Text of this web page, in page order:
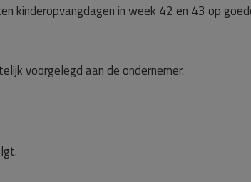
kinderopvangdagen in week 42 en 43 op
voorgelegd aan de ondernemer.